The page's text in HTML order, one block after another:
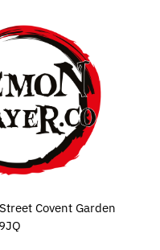
Covent Garden